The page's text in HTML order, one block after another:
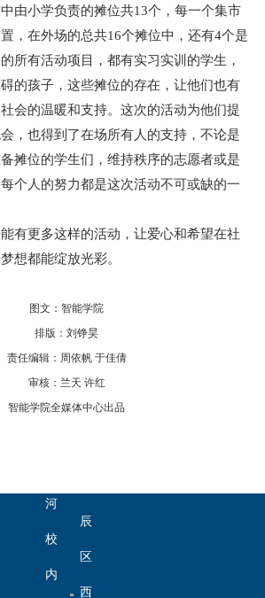
由小学负责的摊位共13个，每一个集市
，在外场的总共16个摊位中，还有4个是
所有活动项目，都有实习实训的学生，
的孩子，这些摊位的存在，让他们也有
会的温暖和支持。这次的活动为他们提
，也得到了在场所有人的支持，不论是
摊位的学生们，维持秩序的志愿者或是
个人的努力都是这次活动不可或缺的一
有更多这样的活动，让爱心和希望在社
想都能绽放光彩。
图文：智能学院
排版：刘铮昊
责任编辑：周依帆 于佳倩
审核：兰天 许红
智能学院全媒体中心出品
河
北
工
校
内
内
箱：
地
天
津
辰
区
西